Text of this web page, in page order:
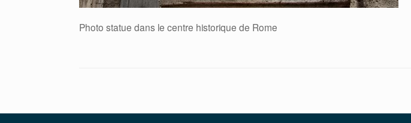
Photo statue dans le centre historique de Rome